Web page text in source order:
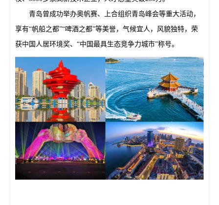
青岛曾成功举办奥帆赛、上合组织青岛峰会等重大活动，
享有“帆船之都”“啤酒之都”等美誉，气候宜人，风貌独特，荣
获中国人居环境奖、“中国最具生态竞争力城市”称号。